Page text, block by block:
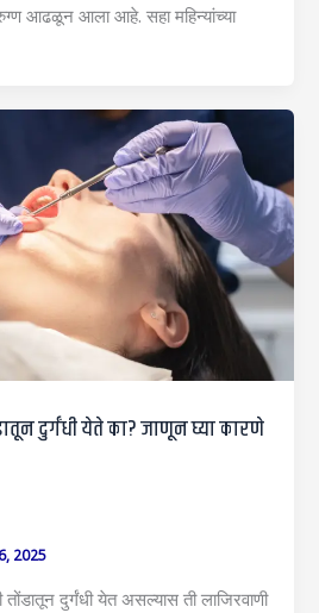
आढळून आला आहे. सहा महिन्यांच्या
दुर्गंधी येते का? जाणून घ्या कारणे
2025
दुर्गंधी येत असल्यास ती लाजिरवाणी